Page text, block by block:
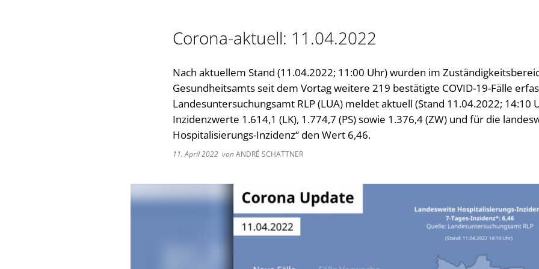
Öffnungszeiten
Corona-aktuell: 11.04.2022
Nach aktuellem Stand (11.04.2022; 11:00 Uhr) wurden im
Gesundheitsamts seit dem Vortag weitere 219 bestätigte COVID-19-Fälle
Landesuntersuchungsamt RLP (LUA) meldet aktuell (Stand 11.04.2022; 14:10
Inzidenzwerte 1.614,1 (LK), 1.774,7 (PS) sowie 1.376,4 (ZW) und für die
Hospitalisierungs-Inzidenz“ den Wert 6,46.
11. April 2022 vonANDRÉ SCHATTNER